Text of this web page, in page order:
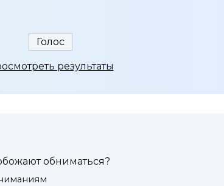
результаты
обниматься?